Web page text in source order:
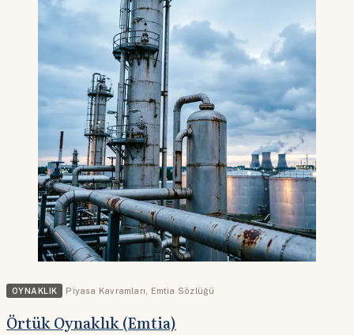
OYNAKLIK Piyasa Kavramları Emtia Sözlüğü
Örtük Oynaklık (Emtia)